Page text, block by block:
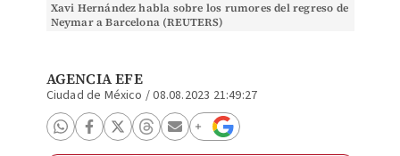
Xavi Hernández habla sobre los rumores del regreso de
Neymar a Barcelona (REUTERS)
AGENCIA EFE
Ciudad de México /08.08.2023 21:49:27